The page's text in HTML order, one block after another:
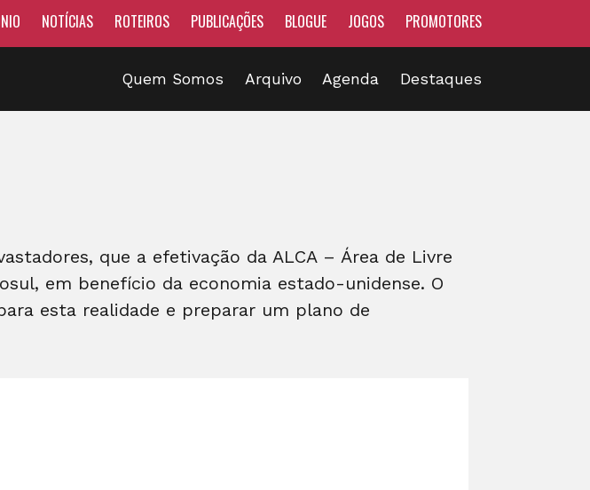
NOTÍCIAS ROTEIROS PUBLICAÇÕES BLOGUE JOGOS PROMOTORES
Quem Somos Arquivo Agenda Destaques
que a efetivação da ALCA – Área de Livre
em benefício da economia estado-unidense. O
esta realidade e preparar um plano de